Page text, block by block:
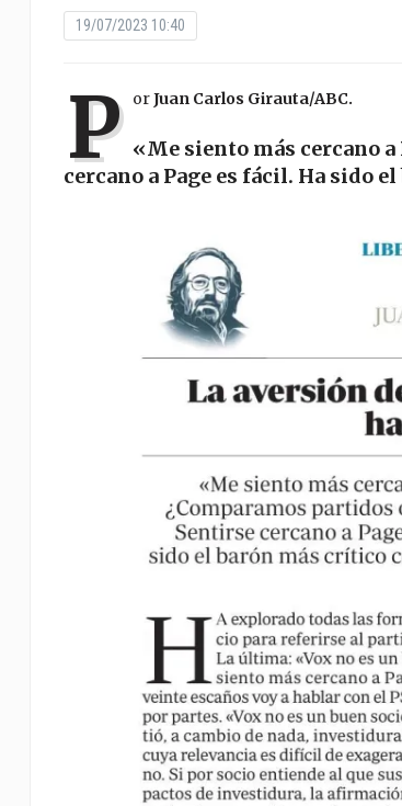
19/07/2023 10:40
P orJuan Carlos Girauta/ABC.
«Me siento más cercano
cercano a Page es fácil. Ha sido